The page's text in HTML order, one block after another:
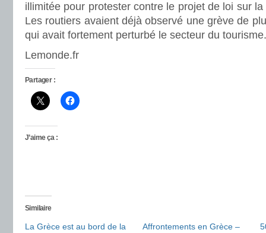
illimitée pour protester contre le projet de loi sur
Les routiers avaient déjà observé une grève de
qui avait fortement perturbé le secteur du tourisme.
Lemonde.fr
Partager :
J’aime ça :
Similaire
La Grèce est au bord de la
Affrontements en Grèce –